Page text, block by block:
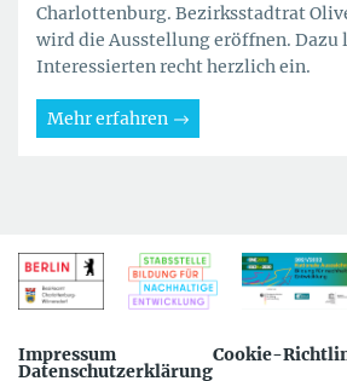
Charlottenburg. Bezirksstadtrat
wird die Ausstellung eröffnen. Dazu
Interessierten recht herzlich ein.
Mehr erfahren
Impressum
Datenschutzerklärung
Cookie-